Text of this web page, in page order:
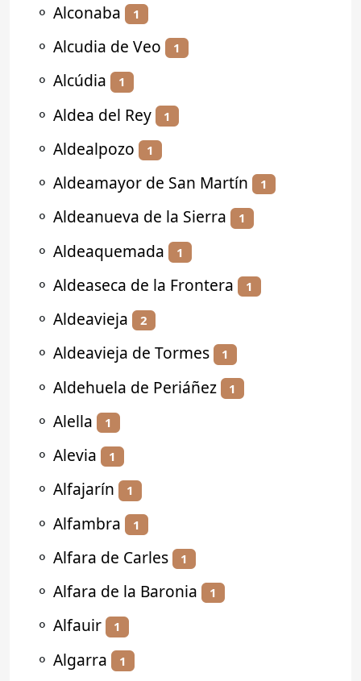
⚬ Alconaba 1
⚬ Alcudia de Veo 1
⚬ Alcúdia 1
⚬ Aldea del Rey 1
⚬ Aldealpozo 1
⚬ Aldeamayor de San Martín 1
⚬ Aldeanueva de la Sierra 1
⚬ Aldeaquemada 1
⚬ Aldeaseca de la Frontera 1
⚬ Aldeavieja 2
⚬ Aldeavieja de Tormes 1
⚬ Aldehuela de Periáñez 1
⚬ Alella 1
⚬ Alevia 1
⚬ Alfajarín 1
⚬ Alfambra 1
⚬ Alfara de Carles 1
⚬ Alfara de la Baronia 1
⚬ Alfauir 1
⚬ Algarra 1